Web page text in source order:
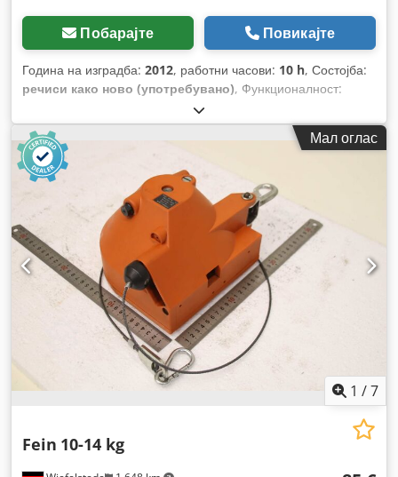
Побарајте Повикајте
Година на изградба: 2012, работни часови: 10 h, Состојба:
речиси како ново (употребувано), Функционалност:
ограничена функционалност,
Мал оглас
1 /7
Fein 10-14 kg